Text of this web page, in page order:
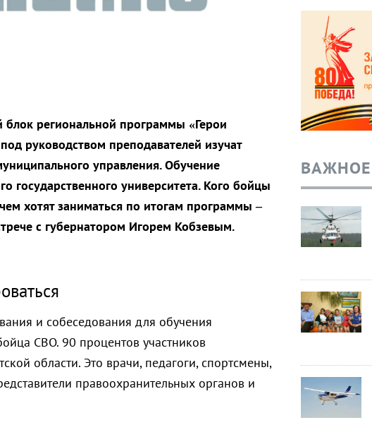
блок региональной программы «Герои
руководством преподавателей изучат
управления. Обучение
государственного университета. Кого бойцы
хотят заниматься по итогам программы –
с губернатором Игорем Кобзевым.
и собеседования для обучения
СВО. 90 процентов участников
области. Это врачи, педагоги, спортсмены,
правоохранительных органов и
ВАЖНОЕ